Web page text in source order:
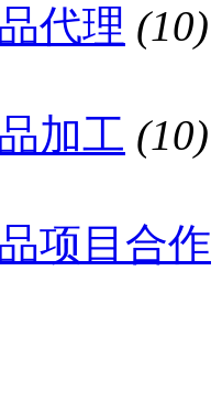
代理 (10)
加工 (10)
项目合作